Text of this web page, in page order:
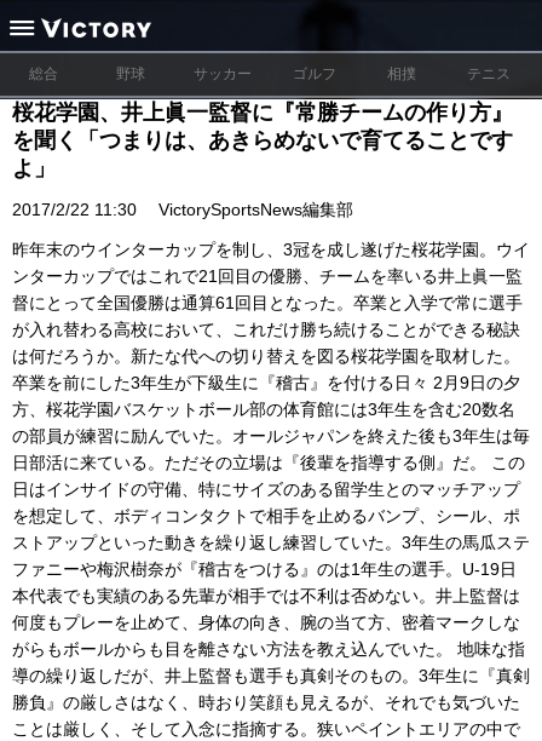
総合 野球 サッカー ゴルフ 相撲 テニス
桜花学園、井上眞一監督に『常勝チームの作り方』
を聞く「つまりは、あきらめないで育てることです
よ」
2017/2/22 11:30 VictorySportsNews編集部
昨年末のウインターカップを制し、3冠を成し遂げた桜花学園。ウイ
ンターカップではこれで21回目の優勝、チームを率いる井上眞一監
督にとって全国優勝は通算61回目となった。卒業と入学で常に選手
が入れ替わる高校において、これだけ勝ち続けることができる秘訣
は何だろうか。新たな代への切り替えを図る桜花学園を取材した。
卒業を前にした3年生が下級生に『稽古』を付ける日々 2月9日の夕
方、桜花学園バスケットボール部の体育館には3年生を含む20数名
の部員が練習に励んでいた。オールジャパンを終えた後も3年生は毎
日部活に来ている。ただその立場は『後輩を指導する側』だ。 この
日はインサイドの守備、特にサイズのある留学生とのマッチアップ
を想定して、ボディコンタクトで相手を止めるバンプ、シール、ポ
ストアップといった動きを繰り返し練習していた。3年生の馬瓜ステ
ファニーや梅沢樹奈が『稽古をつける』のは1年生の選手。U-19日
本代表でも実績のある先輩が相手では不利は否めない。井上監督は
何度もプレーを止めて、身体の向き、腕の当て方、密着マークしな
がらもボールからも目を離さない方法を教え込んでいた。 地味な指
導の繰り返しだが、井上監督も選手も真剣そのもの。3年生に『真剣
勝負』の厳しさはなく、時おり笑顔も見えるが、それでも気づいた
ことは厳しく、そして入念に指摘する。狭いペイントエリアの中で